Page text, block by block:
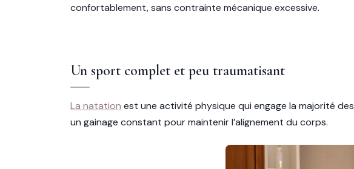
confortablement, sans contrainte mécanique excessive.
Un sport complet et peu traumatisant
La natation est une activité physique qui engage la majorité des
un gainage constant pour maintenir l’alignement du corps.